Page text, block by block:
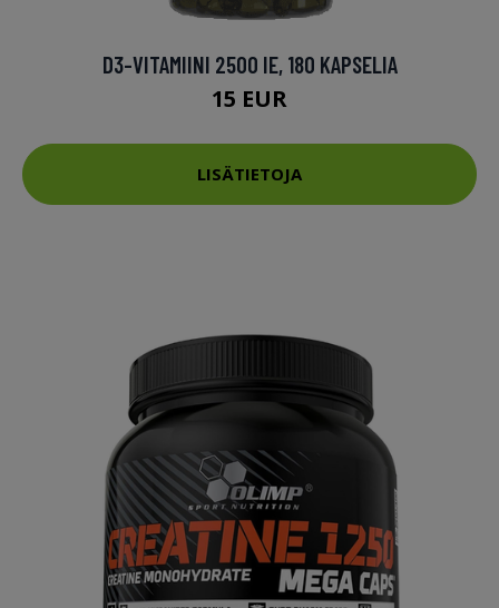
D3-VITAMIINI 2500 IE, 180 KAPSELIA
15 EUR
LISÄTIETOJA